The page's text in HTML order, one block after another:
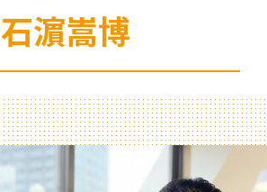
石濵嵩博